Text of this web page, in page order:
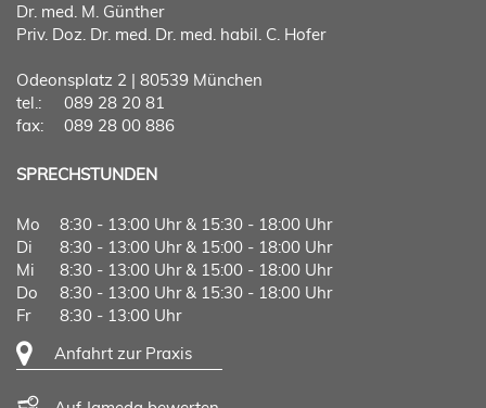
Dr. med. M. Günther
Priv. Doz. Dr. med. Dr. med. habil. C. Hofer
Odeonsplatz 2 | 80539 München
tel.:
089 28 20 81
fax:
089 28 00 886
SPRECHSTUNDEN
Mo
8:30 - 13:00 Uhr & 15:30 - 18:00 Uhr
Di
8:30 - 13:00 Uhr & 15:00 - 18:00 Uhr
Mi
8:30 - 13:00 Uhr & 15:00 - 18:00 Uhr
Do
8:30 - 13:00 Uhr & 15:30 - 18:00 Uhr
Fr
8:30 - 13:00 Uhr
Anfahrt zur Praxis